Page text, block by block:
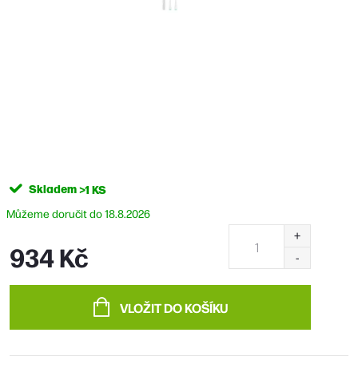
Skladem>1 KS
18.8.2026
934 Kč
VLOŽIT DO KOŠÍKU